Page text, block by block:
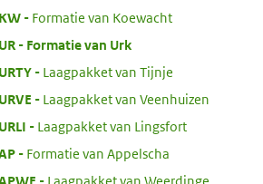
:
Formatie van Koewacht
:
Formatie van Urk
:
Laagpakket van Tijnje
Laagpakket van Veenhuizen
Laagpakket van Lingsfort
:
Formatie van Appelscha
Laagpakket van Weerdinge